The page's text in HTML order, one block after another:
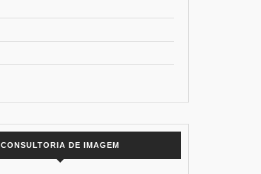
CONSULTORIA DE IMAGEM